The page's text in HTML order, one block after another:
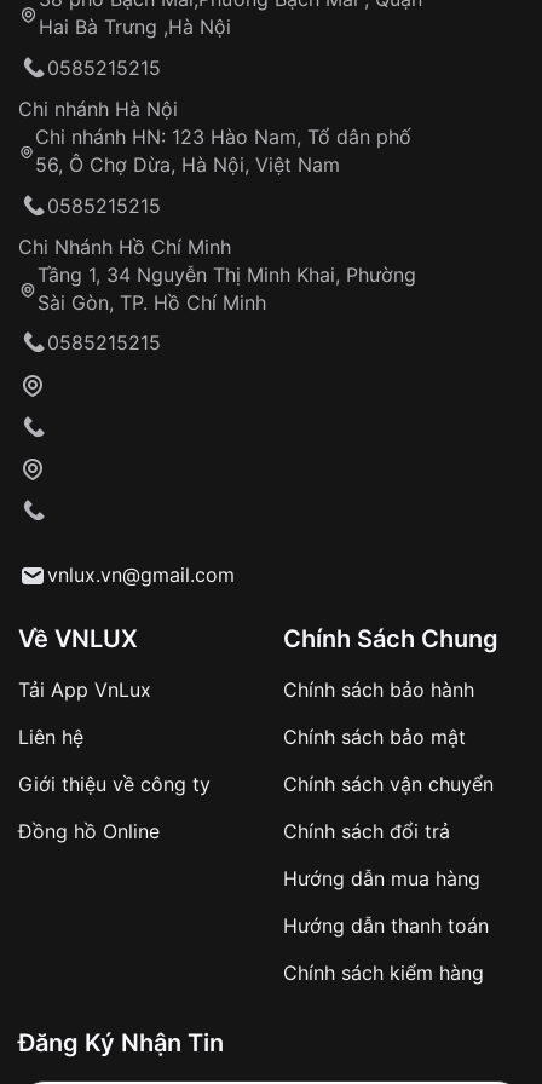
Hotline: 0585 215 215
Từ khóa SEO:
Khách hàng kiểm tra và thanh toán trực tiếp
Từ khóa SEO:
sản phẩm đặc biệt
hàng
Số tiền còn lại thanh toán khi nhận hàng hoặc
✔️ Đảm bảo xử lý đơn hàng nhanh chóng
✔️ Hạn chế tình trạng hủy đơn không mong
Từ khóa SEO:
Tự ý sửa chữa
thống VNLUX
Đảm bảo quyền lợi khách hàng
Đồng hành cùng khách hàng trong suốt quá
trình sử dụng
Hai Bà Trưng ,Hà Nội
0585215215
Chi nhánh Hà Nội
Chi nhánh HN: 123 Hào Nam, Tổ dân phố
56, Ô Chợ Dừa, Hà Nội, Việt Nam
0585215215
Chi Nhánh Hồ Chí Minh
Tầng 1, 34 Nguyễn Thị Minh Khai, Phường
Sài Gòn, TP. Hồ Chí Minh
0585215215
vnlux.vn@gmail.com
Về VNLUX
Tải App VnLux
Liên hệ
Giới thiệu về công ty
Đồng hồ Online
Chính Sách Chung
Chính sách bảo hành
Chính sách bảo mật
Chính sách vận chuyển
Chính sách đổi trả
Hướng dẫn mua hàng
Hướng dẫn thanh toán
Chính sách kiểm hàng
Đăng Ký Nhận Tin